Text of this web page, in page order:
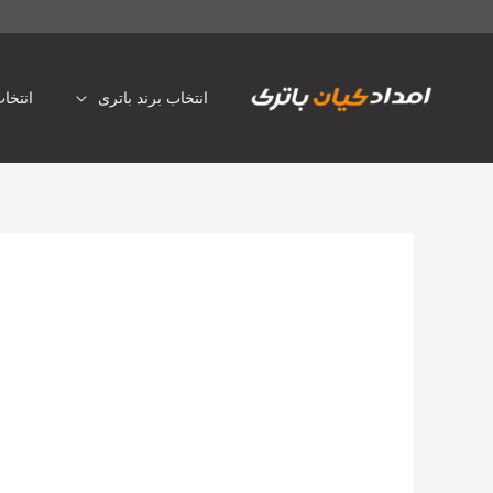
انتخاب برند باتری